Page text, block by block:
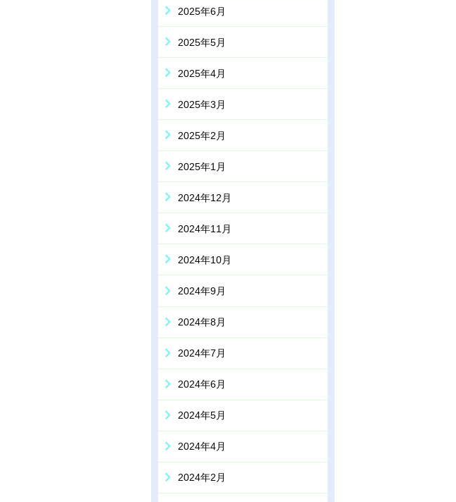
2025年6月
2025年5月
2025年4月
2025年3月
2025年2月
2025年1月
2024年12月
2024年11月
2024年10月
2024年9月
2024年8月
2024年7月
2024年6月
2024年5月
2024年4月
2024年2月